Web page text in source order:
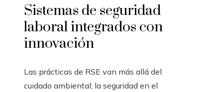
Sistemas de seguridad
laboral integrados con
innovación
Las prácticas de RSE van más allá del
cuidado ambiental; la seguridad en el